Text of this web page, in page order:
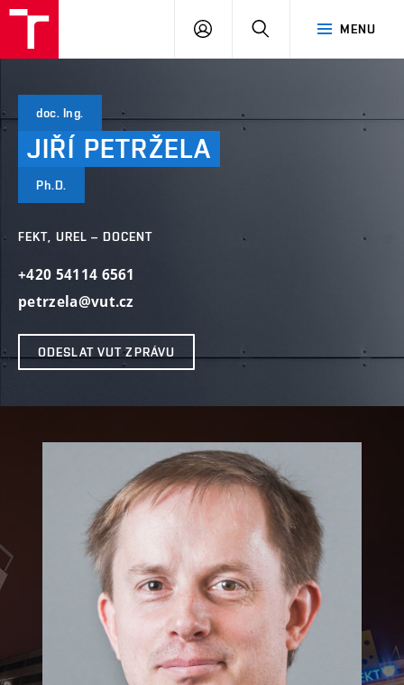
MENU
PŘIHLÁSIT
doc. Ing.
JIŘÍ PETRŽELA
Ph.D.
FEKT, UREL – DOCENT
+420 54114 6561
petrzela@vut.cz
ODESLAT VUT ZPRÁVU